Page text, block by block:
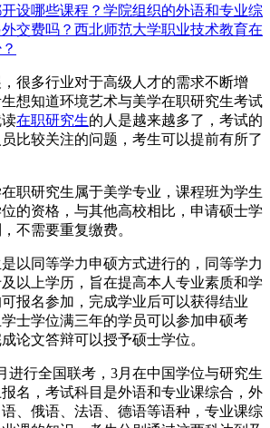
开设哪些课程？学院组织的外语和专业综
交费吗？ 西北师范大学职业技术教育在
多行业对于高级人才的需求不断增
想知道环境艺术与美学在职研究生考试
在职研究生的人是越来越多了，考试的
比较关注的问题，考生可以提前有所了
研究生属于美学专业，课程班为学生
的资格，与其他高校相比，申请硕士学
不需要重复缴费。
同等学力申硕方式进行的，同等学力
以上学历，旨在提高本人专业素质和学
报名参加，完成学业后可以获得结业
士学位满三年的学员可以参加申硕考
论文答辩可以授予硕士学位。
行全国联考，3月在中国学位与研究生
名，考试科目是外语和专业课综合，外
、俄语、法语、德语等语种，专业课综